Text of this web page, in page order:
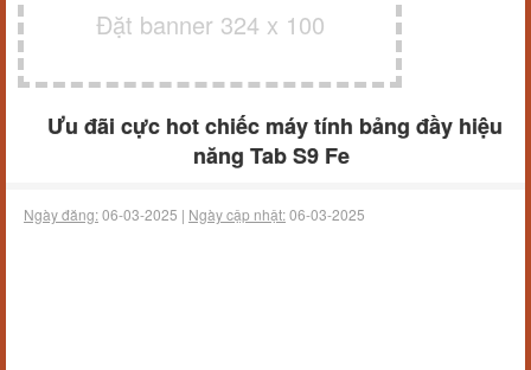
Đặt banner 324 x 100
Ưu đãi cực hot chiếc máy tính bảng đầy hiệu
năng Tab S9 Fe
Ngày đăng:06-03-2025 | Ngày cập nhật:06-03-2025